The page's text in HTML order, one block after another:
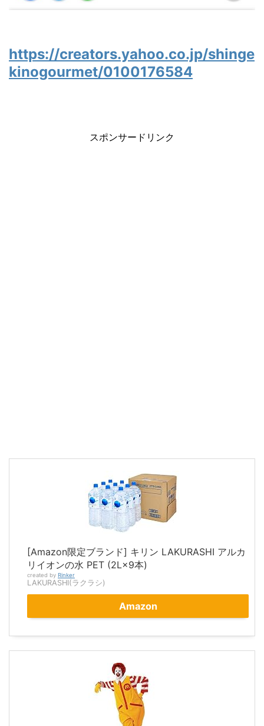
https://creators.yahoo.co.jp/shinge
kinogourmet/0100176584
スポンサードリンク
[Amazon限定ブランド] キリン LAKURASHI アルカ
リイオンの水 PET (2L×9本)
created by Rinker
LAKURASHI(ラクラシ)
Amazon